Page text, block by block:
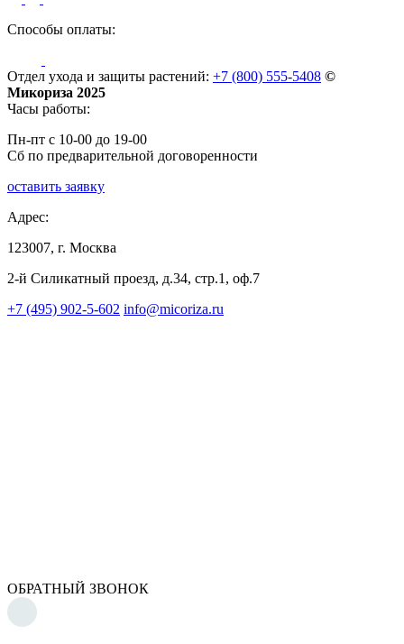
Способы оплаты:
Отдел ухода и защиты растений: +7 (800) 555-5408 ©
Микориза 2025
Часы работы:
Пн-пт с 10-00 до 19-00
Сб по предварительной договоренности
оставить заявку
Адрес:
123007, г. Москва
2-й Силикатный проезд, д.34, стр.1, оф.7
+7 (495) 902-5-602 info@micoriza.ru
ОБРАТНЫЙ ЗВОНОК